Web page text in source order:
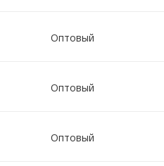
Оптовый
Оптовый
Оптовый